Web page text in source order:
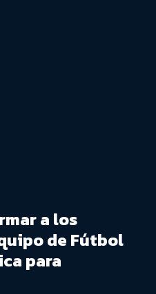
a los
de Fútbol
para